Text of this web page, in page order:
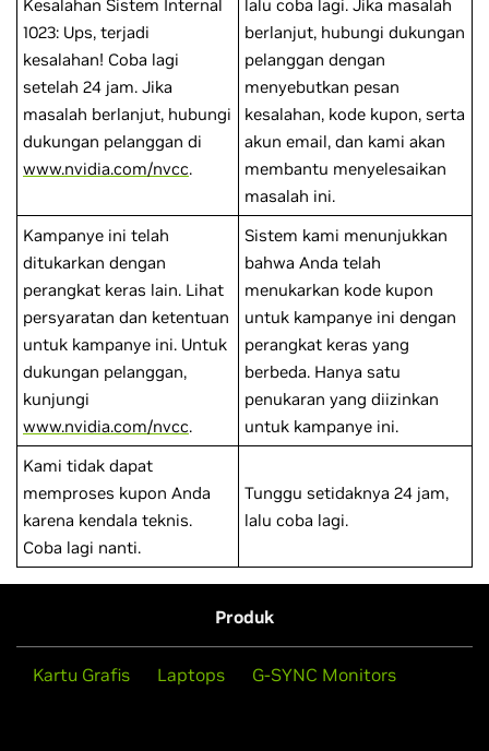
Kesalahan Sistem Internal
1023: Ups, terjadi
kesalahan! Coba lagi
setelah 24 jam. Jika
masalah berlanjut, hubungi
dukungan pelanggan di
www.nvidia.com/nvcc.
lalu coba lagi. Jika masalah
berlanjut, hubungi dukungan
pelanggan dengan
menyebutkan pesan
kesalahan, kode kupon, serta
akun email, dan kami akan
membantu menyelesaikan
masalah ini.
Kampanye ini telah
ditukarkan dengan
perangkat keras lain. Lihat
persyaratan dan ketentuan
untuk kampanye ini. Untuk
dukungan pelanggan,
kunjungi
www.nvidia.com/nvcc.
Sistem kami menunjukkan
bahwa Anda telah
menukarkan kode kupon
untuk kampanye ini dengan
perangkat keras yang
berbeda. Hanya satu
penukaran yang diizinkan
untuk kampanye ini.
Kami tidak dapat
memproses kupon Anda
karena kendala teknis.
Coba lagi nanti.
Tunggu setidaknya 24 jam,
lalu coba lagi.
Produk
Kartu Grafis Laptops G-SYNC Monitors